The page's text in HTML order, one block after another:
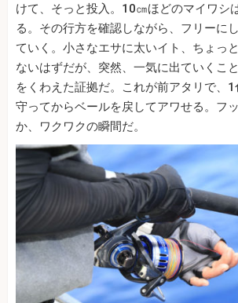
けて、そっと投入。10㎝ほどのマイワシ
る。その行方を確認しながら、フリーに
ていく。小さなエサに太いイト、ちょっ
ないはずだが、突然、一気に出ていくこ
をくわえた証拠だ。これが前アタリで、
守ってからベールを戻してアワせる。フ
か、ワクワクの瞬間だ。